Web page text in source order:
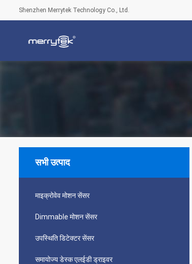
Shenzhen Merrytek Technology Co., Ltd.
सभी उत्पाद
माइक्रोवेव मोशन सेंसर
Dimmable मोशन सेंसर
उपस्थिति डिटेक्टर सेंसर
समायोज्य डेस्क एलईडी ड्राइवर